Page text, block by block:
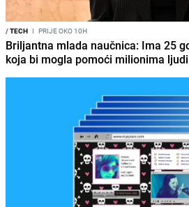
/TECH I PRIJE OKO 10H
Briljantna mlada naučnica: Ima 25
koja bi mogla pomoći milionima ljudi